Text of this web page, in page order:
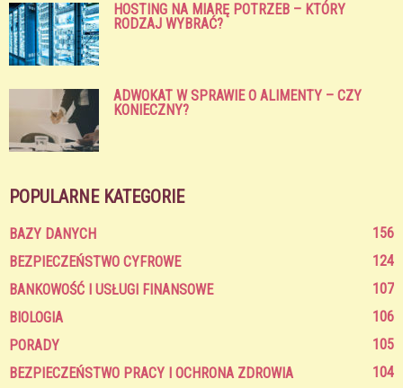
HOSTING NA MIARĘ POTRZEB – KTÓRY
RODZAJ WYBRAĆ?
ADWOKAT W SPRAWIE O ALIMENTY – CZY
KONIECZNY?
POPULARNE KATEGORIE
BAZY DANYCH
156
BEZPIECZEŃSTWO CYFROWE
124
BANKOWOŚĆ I USŁUGI FINANSOWE
107
BIOLOGIA
106
PORADY
105
BEZPIECZEŃSTWO PRACY I OCHRONA ZDROWIA
104